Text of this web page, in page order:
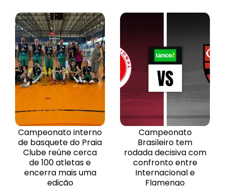
Campeonato interno
de basquete do Praia
Clube reúne cerca
de 100 atletas e
encerra mais uma
edição
Campeonato
Brasileiro tem
rodada decisiva com
confronto entre
Internacional e
Flamengo